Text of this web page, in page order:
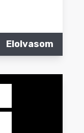
Elolvasom